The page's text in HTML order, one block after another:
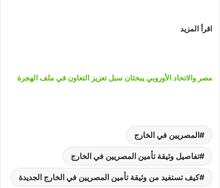
اقرأ المزيد
مصر والاتحاد الأوروبي يبحثان سبل تعزيز التعاون في ملف الهجرة
المصريين في الخارج
تفاصيل وثيقة تأمين المصريين في الخارج
كيف تستفيد من وثيقة تأمين المصريين في الخارج الجديدة